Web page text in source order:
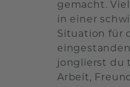
gemacht.
in einer
Situation für
jonglierst du
Arbeit,